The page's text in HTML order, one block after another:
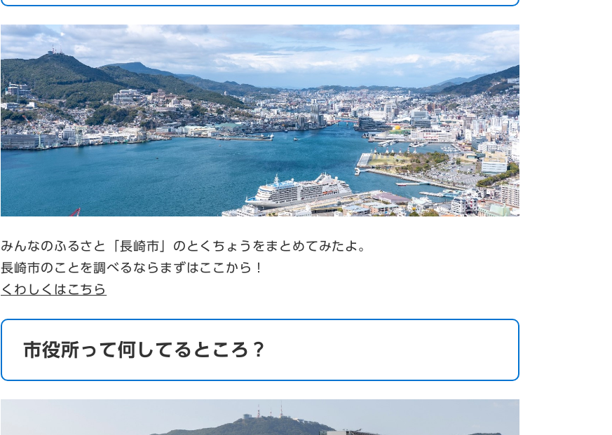
みんなのふるさと「長崎市」のとくちょうをまとめてみたよ。
長崎市のことを調べるならまずはここから！
くわしくはこちら
市役所って何してるところ？